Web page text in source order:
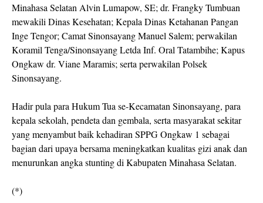
Minahasa Selatan Alvin Lumapow, SE; dr. Frangky Tumbuan
mewakili Dinas Kesehatan; Kepala Dinas Ketahanan Pangan
Inge Tengor; Camat Sinonsayang Manuel Salem; perwakilan
Koramil Tenga/Sinonsayang Letda Inf. Oral Tatambihe; Kapus
Ongkaw dr. Viane Maramis; serta perwakilan Polsek
Sinonsayang.
Hadir pula para Hukum Tua se-Kecamatan Sinonsayang, para
kepala sekolah, pendeta dan gembala, serta masyarakat sekitar
yang menyambut baik kehadiran SPPG Ongkaw 1 sebagai
bagian dari upaya bersama meningkatkan kualitas gizi anak dan
menurunkan angka stunting di Kabupaten Minahasa Selatan.
(*)